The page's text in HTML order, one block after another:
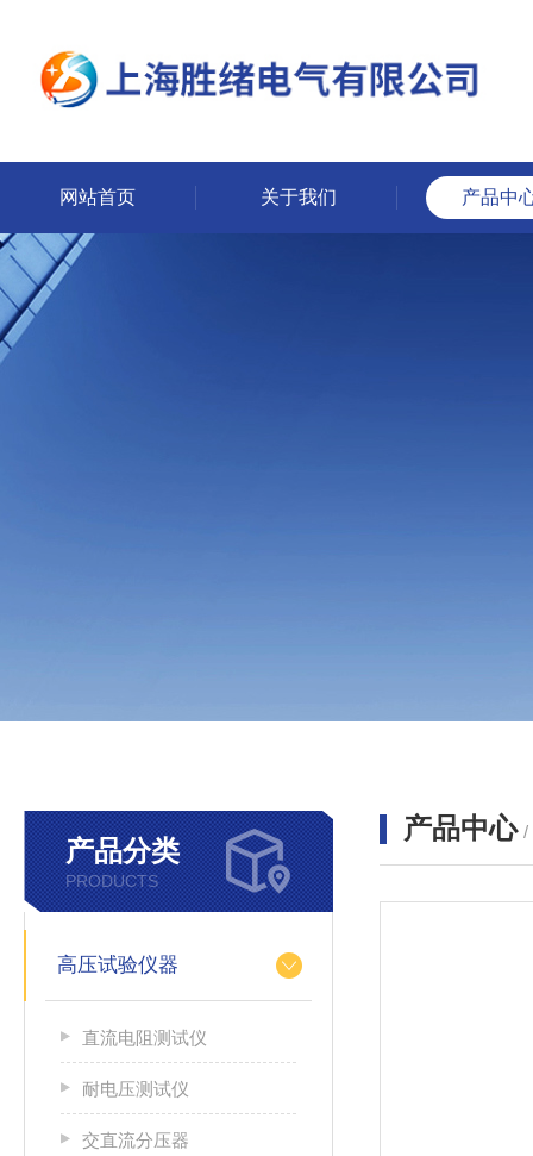
网站首页 关于我们 产品中
产品分类
PRODUCTS
高压试验仪器
直流电阻测试仪
耐电压测试仪
交直流分压器
产品中心 /